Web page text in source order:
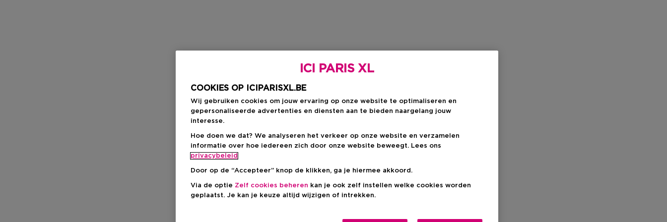
ICI PARIS XL
COOKIES OP ICIPARISXL.BE
Wij gebruiken cookies om jouw ervaring op onze website te optimaliseren en
gepersonaliseerde advertenties en diensten aan te bieden naargelang jouw
interesse.
Hoe doen we dat? We analyseren het verkeer op onze website en verzamelen
informatie over hoe iedereen zich door onze website beweegt. Lees ons
privacybeleid
Door op de “Accepteer” knop de klikken, ga je hiermee akkoord.
Via de optie Zelf cookies beheren kan je ook zelf instellen welke cookies worden
geplaatst. Je kan je keuze altijd wijzigen of intrekken.